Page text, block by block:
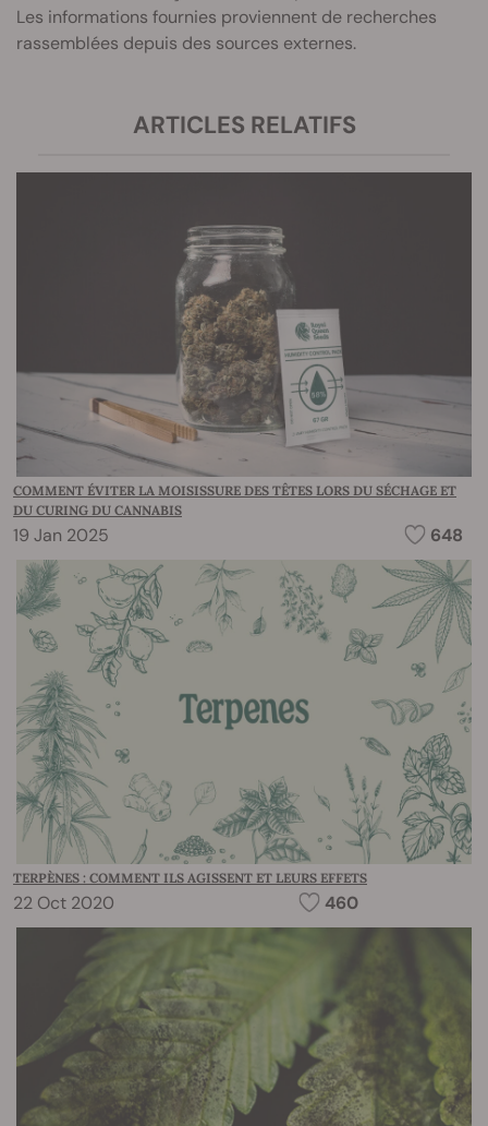
Les informations fournies proviennent de recherches
rassemblées depuis des sources externes.
ARTICLES RELATIFS
COMMENT ÉVITER LA MOISISSURE DES TÊTES LORS DU SÉCHAGE ET
DU CURING DU CANNABIS
19 Jan 2025 648
TERPÈNES : COMMENT ILS AGISSENT ET LEURS EFFETS
22 Oct 2020 460